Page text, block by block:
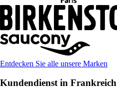
Entdecken Sie alle unsere Marken
Kundendienst in Frankreich